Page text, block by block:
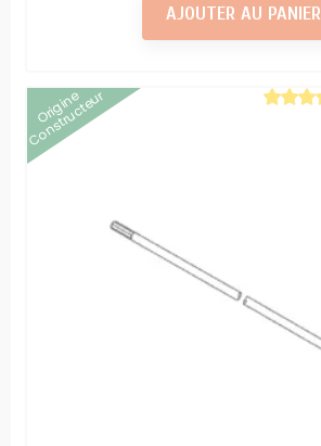
AJOUTER AU PANIER
Origine
Constructeur